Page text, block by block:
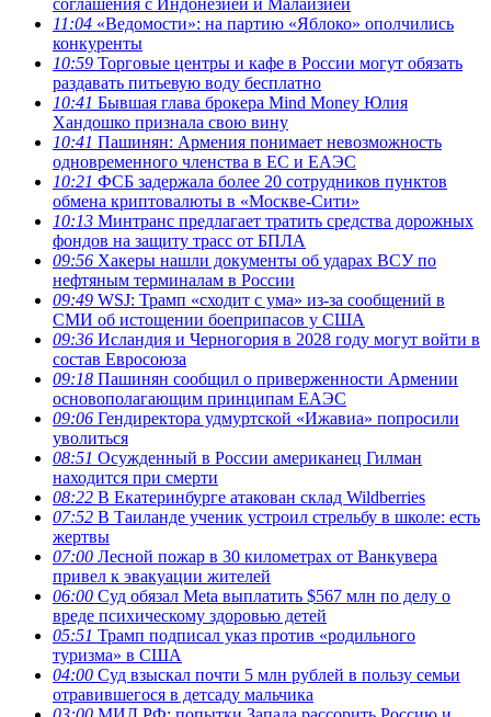
соглашения с Индонезией и Малайзией
11:04 «Ведомости»: на партию «Яблоко» ополчились
конкуренты
10:59 Торговые центры и кафе в России могут обязать
раздавать питьевую воду бесплатно
10:41 Бывшая глава брокера Mind Money Юлия
Хандошко признала свою вину
10:41 Пашинян: Армения понимает невозможность
одновременного членства в ЕС и ЕАЭС
10:21 ФСБ задержала более 20 сотрудников пунктов
обмена криптовалюты в «Москве-Сити»
10:13 Минтранс предлагает тратить средства дорожных
фондов на защиту трасс от БПЛА
09:56 Хакеры нашли документы об ударах ВСУ по
нефтяным терминалам в России
09:49 WSJ: Трамп «сходит с ума» из-за сообщений в
СМИ об истощении боеприпасов у США
09:36 Исландия и Черногория в 2028 году могут войти в
состав Евросоюза
09:18 Пашинян сообщил о приверженности Армении
основополагающим принципам ЕАЭС
09:06 Гендиректора удмуртской «Ижавиа» попросили
уволиться
08:51 Осужденный в России американец Гилман
находится при смерти
08:22 В Екатеринбурге атакован склад Wildberries
07:52 В Таиланде ученик устроил стрельбу в школе: есть
жертвы
07:00 Лесной пожар в 30 километрах от Ванкувера
привел к эвакуации жителей
06:00 Суд обязал Meta выплатить $567 млн по делу о
вреде психическому здоровью детей
05:51 Трамп подписал указ против «родильного
туризма» в США
04:00 Суд взыскал почти 5 млн рублей в пользу семьи
отравившегося в детсаду мальчика